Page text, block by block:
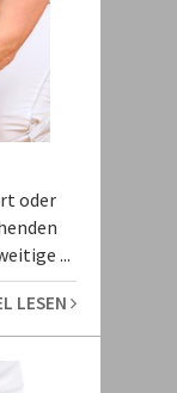
oder
...
LESEN